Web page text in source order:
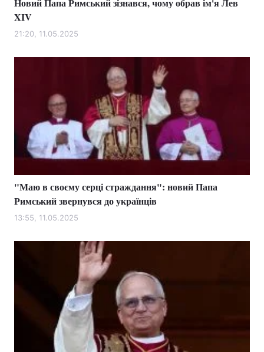
XIV
21:20, 11.05.2025
"Маю в своєму серці страждання": новий Папа
Римський звернувся до українців
13:55, 11.05.2025